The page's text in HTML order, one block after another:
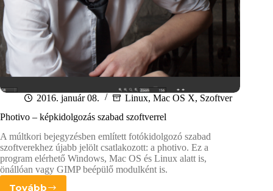
2016. január 08. Linux, Mac OS X, Szoftver
Photivo – képkidolgozás szabad szoftverrel
A múltkori bejegyzésben említett fotókidolgozó szabad
szoftverekhez újabb jelölt csatlakozott: a photivo. Ez a
program elérhető Windows, Mac OS és Linux alatt is,
önállóan vagy GIMP beépülő modulként is.
Tovább